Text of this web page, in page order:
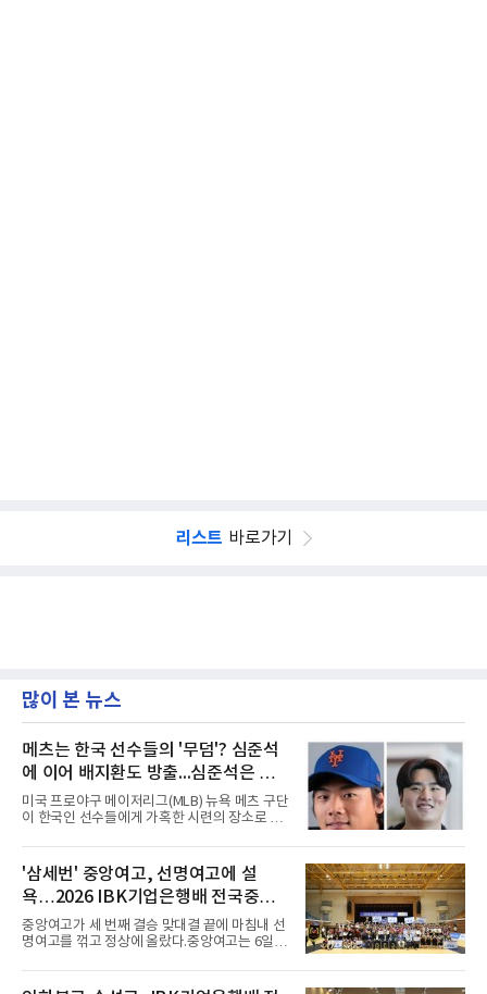
리스트 바로가기
많이 본 뉴스
메츠는 한국 선수들의 '무덤'? 심준석
에 이어 배지환도 방출...심준석은 이
미 귀국, 배지환은 미국 잔류할 듯
미국 프로야구 메이저리그(MLB) 뉴욕 메츠 구단
이 한국인 선수들에게 가혹한 시련의 장소로 전
대형 유망주로 기대를 모았던 투수 심준석에 이
어, 빅리그 경력을 지닌 내외야수 배지환까지 연
달아 뉴욕 메츠 산하 마이너리그에서 방출 통보
를 받는 아픔을 겪었다. 두 선수의 동반 이탈은
메츠 구단이 유독 한국 선수들에게 '기회의 땅'이
아닌 '무덤'처럼 작용하고 있음을 방증하고 있다.
고교 시절 시속 160km에 달하는 강속구로 큰 스
'삼세번' 중앙여고, 선명여고에 설
욕…2026 IBK기업은행배 전국중고
배구대회 우승
중앙여고가 세 번째 결승 맞대결 끝에 마침내 선
명여고를 꺾고 정상에 올랐다.중앙여고는 6일
행배 전국중고배구대회 18세 이하 여자부 결승